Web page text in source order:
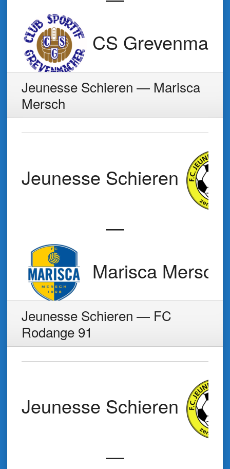
CS
Jeunesse Schieren — Marisca
Mersch
Jeunesse Schieren
—
Marisca Mersch
Jeunesse Schieren — FC
Rodange 91
Jeunesse Schieren
—